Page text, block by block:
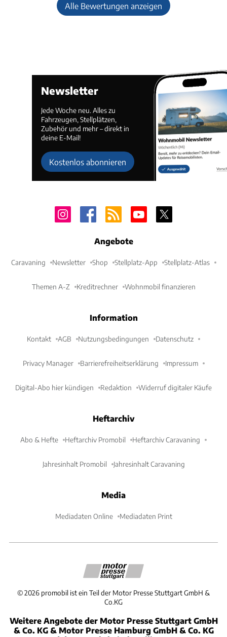
Alle Bewertungen anzeigen
Newsletter
Jede Woche neu. Alles zu
Fahrzeugen, Stellplätzen,
Zubehör und mehr – direkt in
deine E-Mail!
Kostenlos abonnieren
Angebote
Caravaning Newsletter Shop Stellplatz-App Stellplatz-Atlas
Themen A-Z Kreditrechner Wohnmobil finanzieren
Information
Kontakt AGB Nutzungsbedingungen Datenschutz
Privacy Manager Barrierefreiheitserklärung Impressum
Digital-Abo hier kündigen Redaktion Widerruf digitaler Käufe
Heftarchiv
Abo & Hefte Heftarchiv Promobil Heftarchiv Caravaning
Jahresinhalt Promobil Jahresinhalt Caravaning
Media
Mediadaten Online Mediadaten Print
©2026 promobil ist ein Teil der Motor Presse Stuttgart GmbH &
Co.KG
Weitere Angebote der Motor Presse Stuttgart GmbH
& Co. KG & Motor Presse Hamburg GmbH & Co. KG